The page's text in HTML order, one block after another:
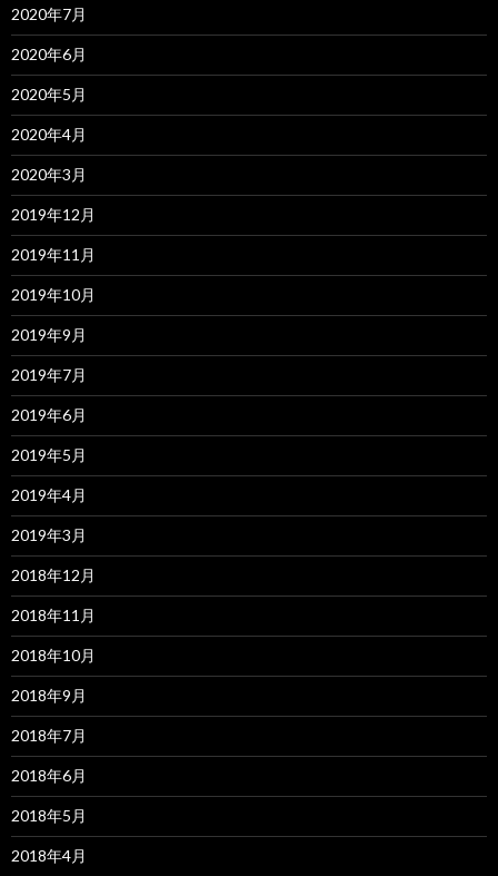
2020年7月
2020年6月
2020年5月
2020年4月
2020年3月
2019年12月
2019年11月
2019年10月
2019年9月
2019年7月
2019年6月
2019年5月
2019年4月
2019年3月
2018年12月
2018年11月
2018年10月
2018年9月
2018年7月
2018年6月
2018年5月
2018年4月